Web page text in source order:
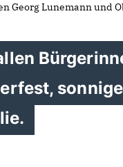
Georg Lunemann und